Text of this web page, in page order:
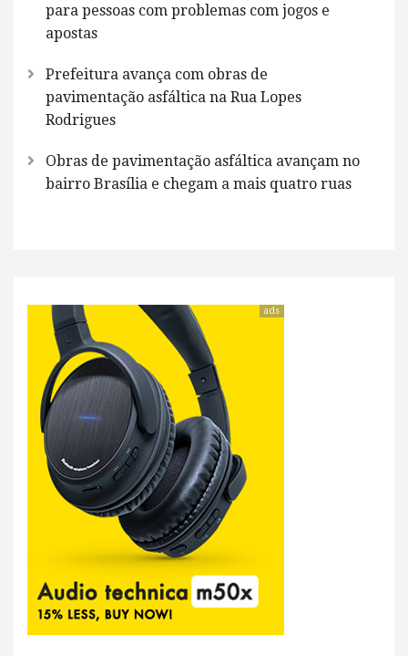
para pessoas com problemas com jogos e
apostas
Prefeitura avança com obras de
pavimentação asfáltica na Rua Lopes
Rodrigues
Obras de pavimentação asfáltica avançam no
bairro Brasília e chegam a mais quatro ruas
ads